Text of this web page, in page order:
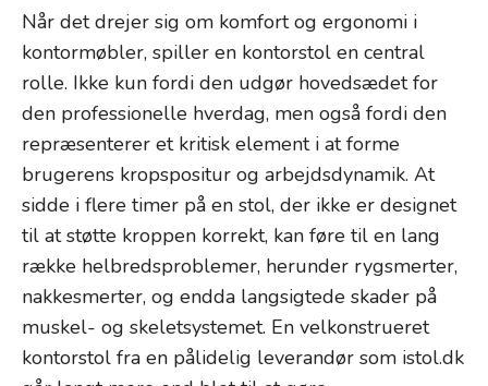
Når det drejer sig om komfort og ergonomi i
kontormøbler, spiller en kontorstol en central
rolle. Ikke kun fordi den udgør hovedsædet for
den professionelle hverdag, men også fordi den
repræsenterer et kritisk element i at forme
brugerens kropspositur og arbejdsdynamik. At
sidde i flere timer på en stol, der ikke er designet
til at støtte kroppen korrekt, kan føre til en lang
række helbredsproblemer, herunder rygsmerter,
nakkesmerter, og endda langsigtede skader på
muskel- og skeletsystemet. En velkonstrueret
kontorstol fra en pålidelig leverandør som istol.dk